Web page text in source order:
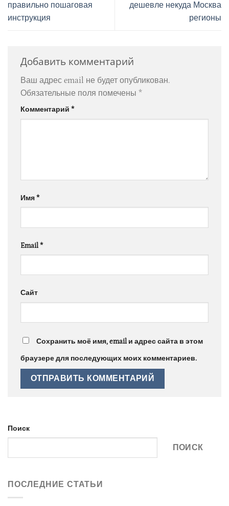
правильно пошаговая
инструкция
дешевле некуда Москва
регионы
Добавить комментарий
Ваш адрес email не будет опубликован.
Обязательные поля помечены *
Комментарий *
Имя*
Email*
Сайт
Сохранить моё имя, email и адрес сайта в этом
браузере для последующих моих комментариев.
Поиск
ПОИСК
ПОСЛЕДНИЕ СТАТЬИ